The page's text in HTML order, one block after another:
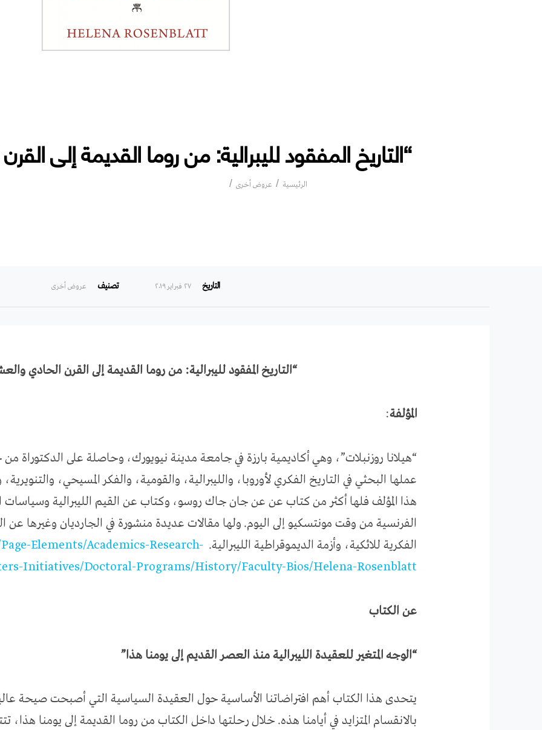
“التاريخ المفقود لليبرالية: من روما القديمة إلى
الرئيسية عروض أخرى
التاريخ ۲۷ فبراير ۲۰۱۹ تصنيف عروض أخرى
“التاريخ المفقود لليبرالية: من روما القديمة إلى القرن الحادي
المؤلفة:
“هيلانا روزنبلات”، وهي أكاديمية بارزة في جامعة مدينة نيويورك، وحاصلة على الدكتوراة
عملها البحثي في التاريخ الفكري لأوروبا، والليبرالية، والقومية، والفكر المسيحي،
هذا المؤلف فلها أكثر من كتاب عن عن جان جاك روسو، وكتاب عن القيم الليبرالية وسياسات
الفرنسية من وقت مونتسكيو إلى اليوم. ولها مقالات عديدة منشورة في الجارديان وغيرها عن
الفكرية للائكية، وأزمة الديموقراطية الليبرالية. Elements/Academics-Research-
Initiatives/Doctoral-Programs/History/Faculty-Bios/Helena-Rosenblatt
عن الكتاب
“الوجه المتغير للعقيدة الليبرالية منذ العصر القديم إلى يومنا هذا”
يتحدى هذا الكتاب أهم افتراضاتنا الأساسية حول العقيدة السياسية التي أصبحت صيحة
بالانقسام المتزايد في أيامنا هذه. خلال رحلتها داخل الكتاب من روما القديمة إلى يومنا هذا،